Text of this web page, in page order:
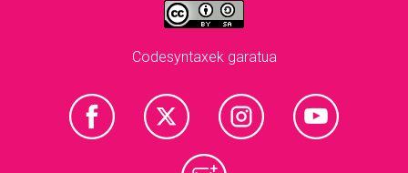
Codesyntaxek garatua